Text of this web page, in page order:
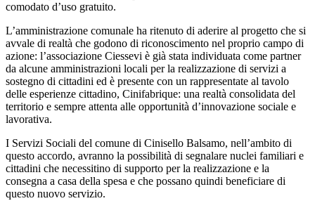
comodato d’uso gratuito.
L’amministrazione comunale ha ritenuto di aderire al progetto che si
avvale di realtà che godono di riconoscimento nel proprio campo di
azione: l’associazione Ciessevi è già stata individuata come partner
da alcune amministrazioni locali per la realizzazione di servizi a
sostegno di cittadini ed è presente con un rappresentate al tavolo
delle esperienze cittadino, Cinifabrique: una realtà consolidata del
territorio e sempre attenta alle opportunità d’innovazione sociale e
lavorativa.
I Servizi Sociali del comune di Cinisello Balsamo, nell’ambito di
questo accordo, avranno la possibilità di segnalare nuclei familiari e
cittadini che necessitino di supporto per la realizzazione e la
consegna a casa della spesa e che possano quindi beneficiare di
questo nuovo servizio.